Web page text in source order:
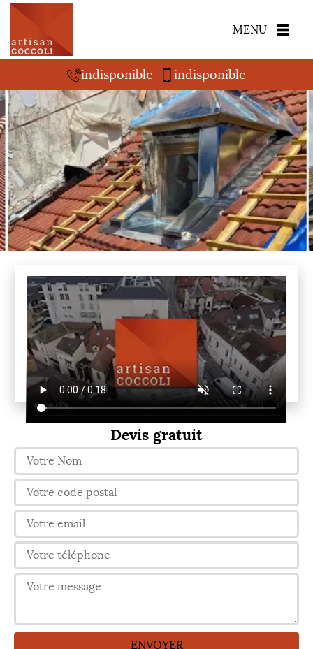
MENU
indisponible indisponible
Devis gratuit